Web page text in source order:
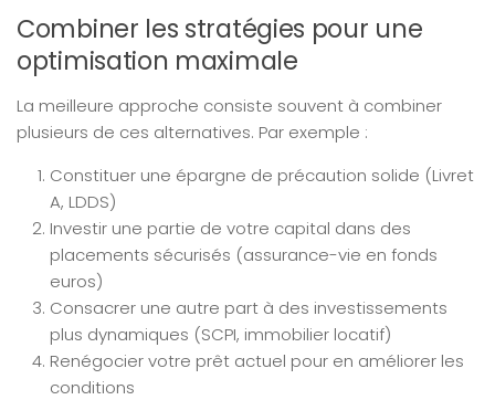
Combiner les stratégies pour une
optimisation maximale
La meilleure approche consiste souvent à combiner
plusieurs de ces alternatives. Par exemple :
Constituer une épargne de précaution solide (Livret
A, LDDS)
Investir une partie de votre capital dans des
placements sécurisés (assurance-vie en fonds
euros)
Consacrer une autre part à des investissements
plus dynamiques (SCPI, immobilier locatif)
Renégocier votre prêt actuel pour en améliorer les
conditions